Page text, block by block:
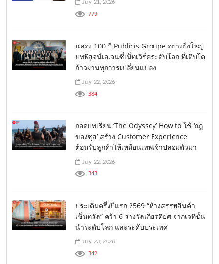
July 21, 2026
779
ฉลอง 100 ปี Publicis Groupe อย่างยิ่งใหญ่
บทพิสูจน์เอเจนซี่เน็ทเวิร์คระดับโลก ที่เติบโต
ก้าวผ่านทุกการเปลี่ยนแปลง
July 22, 2026
384
ถอดบทเรียน ‘The Odyssey’ How to ใช้ ‘กฎ
ของซุส’ สร้าง Customer Experience
ต้อนรับลูกค้าให้เหมือนเทพเจ้าปลอมตัวมา
July 22, 2026
343
ประเดิมครึ่งปีแรก 2569 “ห้างสรรพสินค้า
เซ็นทรัล” คว้า 6 รางวัลเกียรติยศ จากเวทีชั้น
นำระดับโลก และระดับประเทศ
July 23, 2026
342